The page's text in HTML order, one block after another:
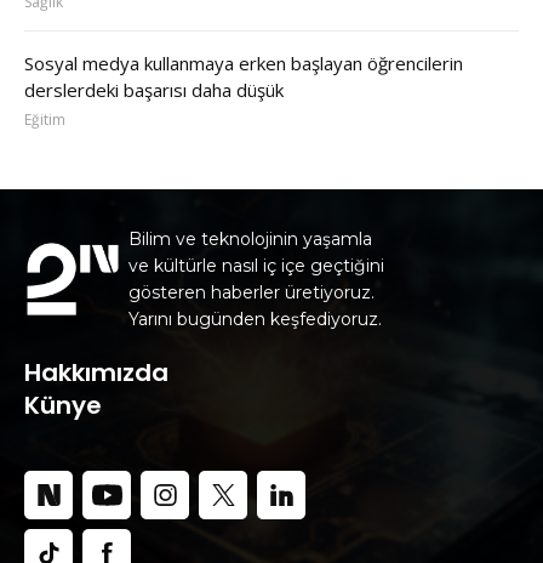
Sosyal medya kullanmaya erken başlayan öğrencilerin
derslerdeki başarısı daha düşük
Eğitim
Bilim ve teknolojinin yaşamla
ve kültürle nasıl iç içe geçtiğini
gösteren haberler üretiyoruz.
Yarını bugünden keşfediyoruz.
Hakkımızda
Künye